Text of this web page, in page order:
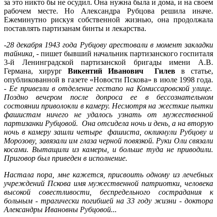
за это никто бы не осудил. Она нужна была и дома, и на своем
рабочем месте. Но Александра Рубцова решила иначе.
Ежеминутно рискуя собственной жизнью, она продолжала
поставлять партизанам бинты и лекарства.
-28 декабря 1943 года Рубцову арестовали в момент закладки
тайника, - пишет бывший начальник партизанского госпиталя
3-й Ленинградской партизанской бригады имени А.В.
Германа, хирург Викентий Иванович Гилев в статье,
опубликованной в газете «Новости Пскова» в июле 1998 года.
- Ее привезли в отделение гестапо на Комиссаровской улице.
Поздно вечером после допроса ее в бессознательном
состоянии приволокли в камеру. Несмотря на жесткие пытки
фашистам ничего не удалось узнать от мужественной
партизанки Рубцовой. Она отсидела ночь и день, а на вторую
ночь в камеру зашли четыре фашиста, окликнули Рубцову и
Морозову, завязали им глаза черной повязкой. Руки Оли связали
косами. Вытащили из камеры, и больше туда не приводили.
Приговор был приведен в исполнение.
Настала пора, мне кажется, присвоить одному из лечебных
учреждений Пскова имя мужественной патриотки, человека
высокой совестливости, беспредельного сострадания к
больным - трагически погибшей на 33 году жизни - доктора
Александры Ивановны Рубцовой...